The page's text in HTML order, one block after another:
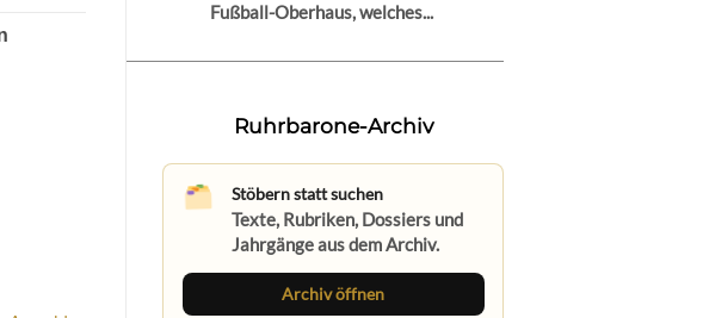
Fußball-Oberhaus, welches...
Ruhrbarone-Archiv
Stöbern statt suchen
Texte, Rubriken, Dossiers und
Jahrgänge aus dem Archiv.
Archiv öffnen